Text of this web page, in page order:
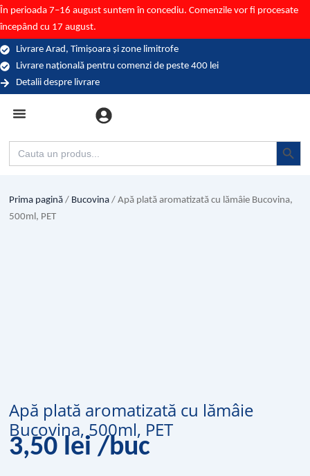
Skip
to
content
În perioada 7–16 august suntem în concediu. Comenzile vor fi procesate
începând cu 17 august.
Livrare Arad, Timișoara și zone limitrofe
Livrare națională pentru comenzi de peste 400 lei
Detalii despre livrare
Search
for:
Search Button
Prima pagină / Bucovina / Apă plată aromatizată cu lămâie Bucovina,
500ml, PET
Apă plată aromatizată cu lămâie
Bucovina, 500ml, PET
3,50 lei /buc